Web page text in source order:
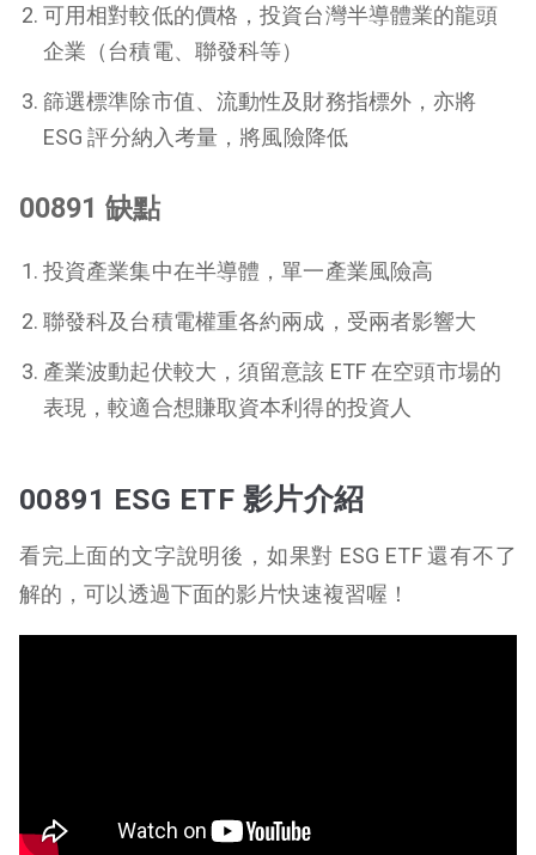
可用相對較低的價格，投資台灣半導體業的龍頭
企業（台積電、聯發科等）
篩選標準除市值、流動性及財務指標外，亦將
ESG 評分納入考量，將風險降低
00891 缺點
投資產業集中在半導體，單一產業風險高
聯發科及台積電權重各約兩成，受兩者影響大
產業波動起伏較大，須留意該 ETF 在空頭市場的
表現，較適合想賺取資本利得的投資人
00891 ESG ETF 影片介紹
看完上面的文字說明後，如果對 ESG ETF 還有不了
解的，可以透過下面的影片快速複習喔！